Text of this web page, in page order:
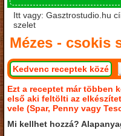
Itt vagy: Gasztrostudio.hu
szelet
Mézes - csokis
Kedvenc receptek közé
Ezt a receptet már többen
első aki feltölti az
vele (Spar, Penny vagy
Mi kellhet hozzá?